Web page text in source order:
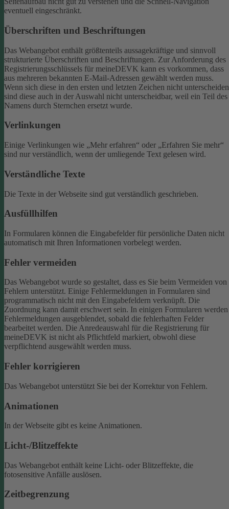
eventuell eingeschränkt.
Überschriften und Beschriftungen
Das Webangebot enthält größtenteils aussagekräftige und sinnvoll
strukturierte Überschriften und Beschriftungen. Zur Anforderung des
Registrierungsschlüssels für meineDEVK kann es vorkommen, dass
aus mehreren bekannten E-Mail-Adressen gewählt werden muss.
Wenn sich diese in den ersten und letzten Zeichen nicht
sind diese auch in der Auswahl nicht unterscheidbar, weil ein Teil des
Namens durch Sternchen ersetzt wurde.
Verlinkungen
Einige Verlinkungen wie „Mehr erfahren“ oder „Erfahren Sie mehr“
sind nur verständlich, wenn der umliegende Text gelesen wird.
Verständliche Texte
Die Texte in der Webseite sind gut verständlich geschrieben.
Ausfüllhilfen
In Formularen können die Eingabefelder für persönliche Daten nicht
automatisch mit Ihren Informationen vorbelegt werden.
Fehler vermeiden
Das Webangebot wurde so gestaltet, dass es Sie beim Vermeiden von
Fehlern unterstützt. Einige Fehlermeldungen in Formularen sind
programmatisch nicht mit den Eingabefeldern verknüpft. Die
Zuordnung kann damit erschwert sein. In einigen Formularen werden
Fehlermeldungen ausgeblendet, sobald die fehlerhaften Felder
bearbeitet werden. Die Anredeauswahl für die Registrierung für
meineDEVK ist nicht als Pflichtfeld markiert, obwohl diese
verpflichtend ausgewählt werden muss.
Fehler korrigieren
Das Webangebot unterstützt Sie bei der Korrektur von Fehlern.
Animationen
In der Webseite gibt es keine Animationen.
Licht-/Blitzeffekte
Das Webangebot enthält keine Licht- oder Blitzeffekte, die
fotosensitive Anfälle auslösen.
Zeitbegrenzung